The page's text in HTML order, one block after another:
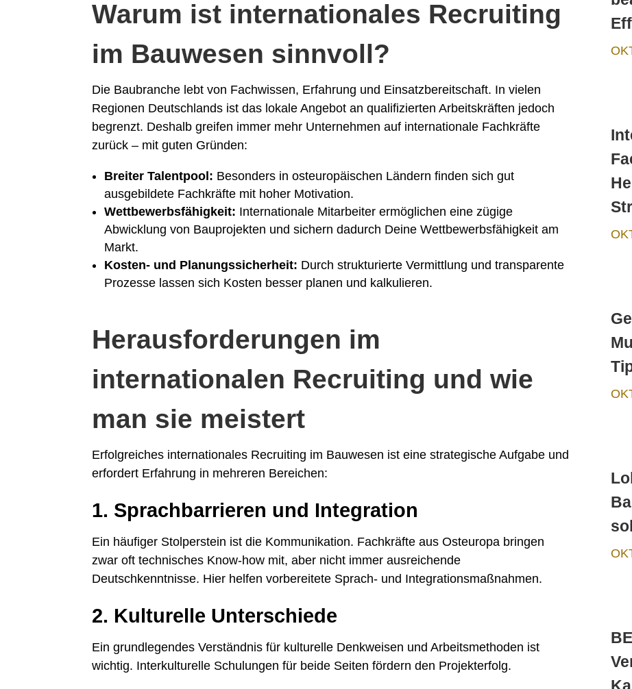
Warum ist internationales Recruiting
im Bauwesen sinnvoll?
Die Baubranche lebt von Fachwissen, Erfahrung und Einsatzbereitschaft. In vielen
Regionen Deutschlands ist das lokale Angebot an qualifizierten Arbeitskräften jedoch
begrenzt. Deshalb greifen immer mehr Unternehmen auf internationale Fachkräfte
zurück – mit guten Gründen:
Breiter Talentpool: Besonders in osteuropäischen Ländern finden sich gut
ausgebildete Fachkräfte mit hoher Motivation.
Wettbewerbsfähigkeit: Internationale Mitarbeiter ermöglichen eine zügige
Abwicklung von Bauprojekten und sichern dadurch Deine Wettbewerbsfähigkeit am
Markt.
Kosten- und Planungssicherheit: Durch strukturierte Vermittlung und transparente
Prozesse lassen sich Kosten besser planen und kalkulieren.
Herausforderungen im
internationalen Recruiting und wie
man sie meistert
Erfolgreiches internationales Recruiting im Bauwesen ist eine strategische Aufgabe und
erfordert Erfahrung in mehreren Bereichen:
1. Sprachbarrieren und Integration
Ein häufiger Stolperstein ist die Kommunikation. Fachkräfte aus Osteuropa bringen
zwar oft technisches Know-how mit, aber nicht immer ausreichende
Deutschkenntnisse. Hier helfen vorbereitete Sprach- und Integrationsmaßnahmen.
2. Kulturelle Unterschiede
Ein grundlegendes Verständnis für kulturelle Denkweisen und Arbeitsmethoden ist
wichtig. Interkulturelle Schulungen für beide Seiten fördern den Projekterfolg.